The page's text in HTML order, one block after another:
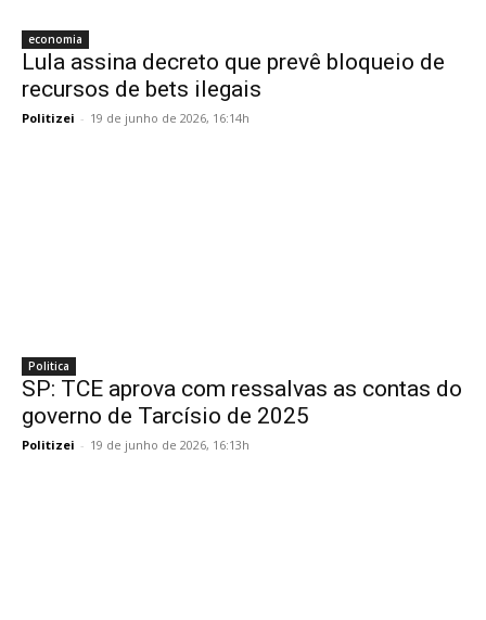
economia
Lula assina decreto que prevê bloqueio de
recursos de bets ilegais
Politizei - 19 de junho de 2026, 16:14h
Politica
SP: TCE aprova com ressalvas as contas do
governo de Tarcísio de 2025
Politizei - 19 de junho de 2026, 16:13h